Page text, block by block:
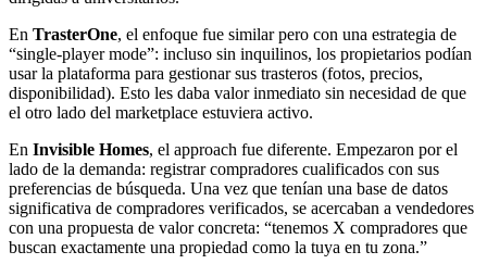
En TrasterOne, el enfoque fue similar pero con una estrategia de
“single-player mode”: incluso sin inquilinos, los propietarios podían
usar la plataforma para gestionar sus trasteros (fotos, precios,
disponibilidad). Esto les daba valor inmediato sin necesidad de que
el otro lado del marketplace estuviera activo.
En Invisible Homes, el approach fue diferente. Empezaron por el
lado de la demanda: registrar compradores cualificados con sus
preferencias de búsqueda. Una vez que tenían una base de datos
significativa de compradores verificados, se acercaban a vendedores
con una propuesta de valor concreta: “tenemos X compradores que
buscan exactamente una propiedad como la tuya en tu zona.”